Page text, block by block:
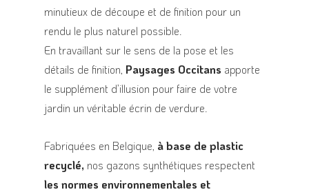
minutieux de découpe et de finition pour un
rendu le plus naturel possible.
En travaillant sur le sens de la pose et les
détails de finition, Paysages Occitans apporte
le supplément d’illusion pour faire de votre
jardin un véritable écrin de verdure.
Fabriquées en Belgique, à base de plastic
recyclé, nos gazons synthétiques respectent
les normes environnementales et